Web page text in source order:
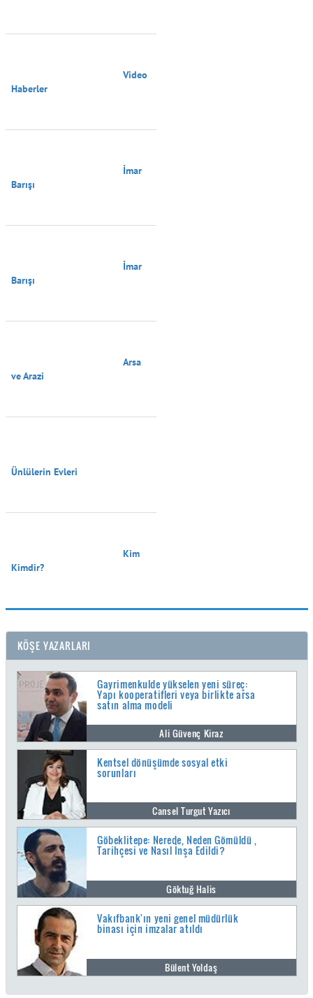
Haberler
Barışı
Barışı
ve Arazi
Ünlülerin Evleri
Kimdir?
KÖŞE YAZARLARI
Gayrimenkulde yükselen yeni süreç:
Yapı kooperatifleri veya birlikte arsa
satın alma modeli
Ali Güvenç Kiraz
Kentsel dönüşümde sosyal etki
sorunları
Cansel Turgut Yazıcı
Göbeklitepe: Nerede, Neden Gömüldü ,
Tarihçesi ve Nasıl İnşa Edildi?
Göktuğ Halis
Vakıfbank'ın yeni genel müdürlük
binası için imzalar atıldı
Bülent Yoldaş